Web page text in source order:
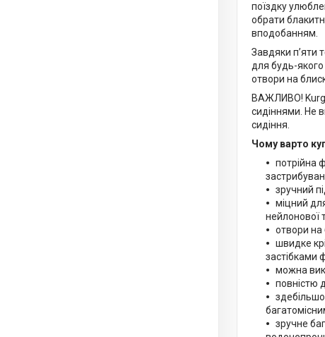
поїздку
обрати
вподобанням.
Завдяки п’яти
для будь-якого
отвори на
ВАЖЛИВО!
сидіннями. Не
сидіння.
Чому варто
потрійна
зручний
міцний
нейлонової
отвори на
швидке
застібками
можна
повністю
зручне